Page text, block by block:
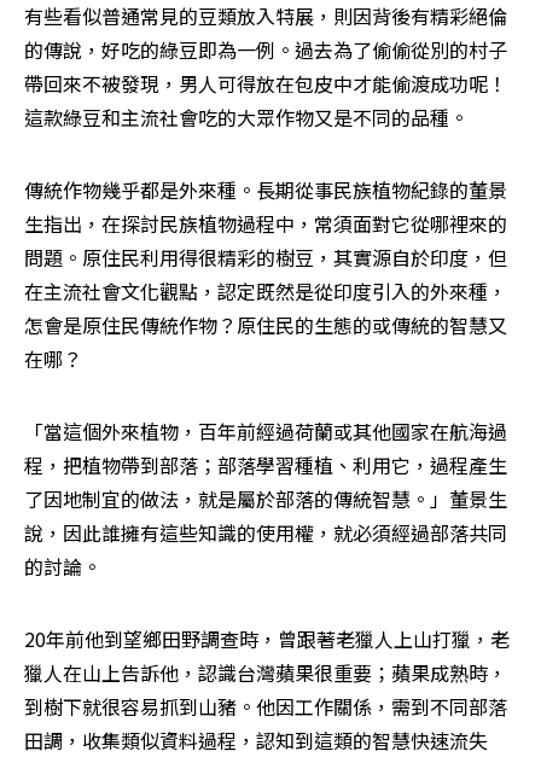
有些看似普通常見的豆類放入特展，則因背後有精彩絕倫
的傳說，好吃的綠豆即為一例。過去為了偷偷從別的村子
帶回來不被發現，男人可得放在包皮中才能偷渡成功呢！
這款綠豆和主流社會吃的大眾作物又是不同的品種。
傳統作物幾乎都是外來種。長期從事民族植物紀錄的董景
生指出，在探討民族植物過程中，常須面對它從哪裡來的
問題。原住民利用得很精彩的樹豆，其實源自於印度，但
在主流社會文化觀點，認定既然是從印度引入的外來種，
怎會是原住民傳統作物？原住民的生態的或傳統的智慧又
在哪？
「當這個外來植物，百年前經過荷蘭或其他國家在航海過
程，把植物帶到部落；部落學習種植、利用它，過程產生
了因地制宜的做法，就是屬於部落的傳統智慧。」董景生
說，因此誰擁有這些知識的使用權，就必須經過部落共同
的討論。
20年前他到望鄉田野調查時，曾跟著老獵人上山打獵，老
獵人在山上告訴他，認識台灣蘋果很重要；蘋果成熟時，
到樹下就很容易抓到山豬。他因工作關係，需到不同部落
田調，收集類似資料過程，認知到這類的智慧快速流失